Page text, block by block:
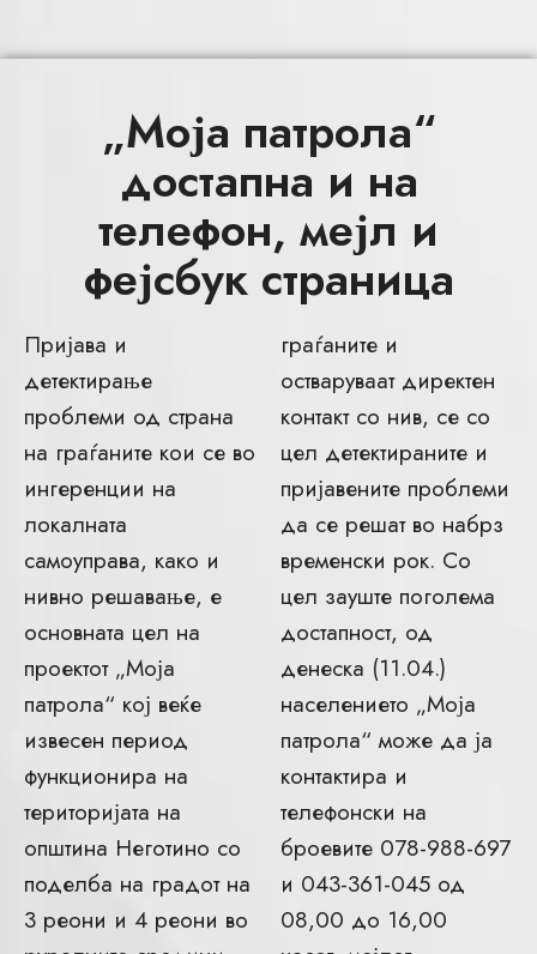
„Моја патрола“
достапна и на
телефон, мејл и
фејсбук страница
Пријава и
детектирање
проблеми од страна
на граѓаните кои се во
ингеренции на
локалната
самоуправа, како и
нивно решавање, е
основната цел на
проектот „Моја
патрола“ кој веќе
извесен период
функционира на
територијата на
општина Неготино со
поделба на градот на
3 реони и 4 реони во
граѓаните и
остваруваат директен
контакт со нив, се со
цел детектираните и
пријавените проблеми
да се решат во набрз
временски рок. Со
цел зауште поголема
достапност, од
денеска (11.04.)
населението „Моја
патрола“ може да ја
контактира и
телефонски на
броевите 078-988-697
и 043-361-045 од
08,00 до 16,00